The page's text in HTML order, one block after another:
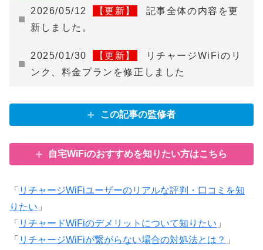
2026/05/12 【更新】
記事全体の内容を更
新しました。
2025/01/30 【更新】
リチャージWiFiのリ
ンク、料金プランを修正しました
この記事の監修者
自宅WiFiのおすすめを知りたい方はこちら
「 リチャージWiFiユーザーのリアルな評判・口コミを知
りたい 」
「 リチャードWiFiのデメリットについて知りたい 」
「 リチャージWiFiが繋がらない場合の対処法とは？ 」